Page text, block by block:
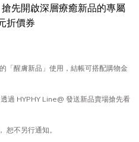
搶先開啟深層療癒新品的專屬
折價券
「醒膚新品」使用，結帳可搭配購物金
過 HYPHY Line@ 發送新品賣場搶先看
恕不另行通知。